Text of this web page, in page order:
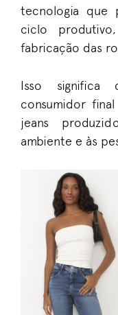
tecnologia que
ciclo
fabricação das
Isso significa
consumidor
jeans
ambiente e às